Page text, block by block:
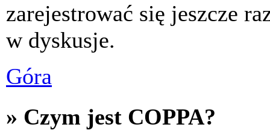
zarejestrować się jeszcze
w dyskusje.
Góra
» Czym jest COPPA?